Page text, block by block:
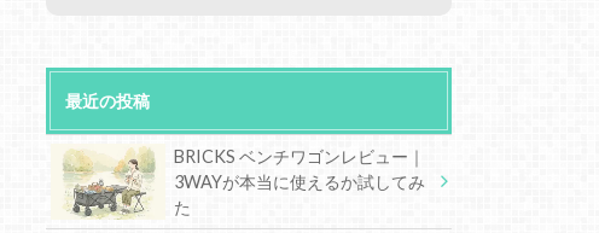
最近の投稿
BRICKS ベンチワゴンレビュー｜
3WAYが本当に使えるか試してみ
た